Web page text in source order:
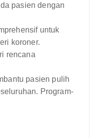
pasien dengan
untuk
koroner.
rencana
pasien pulih
Program-